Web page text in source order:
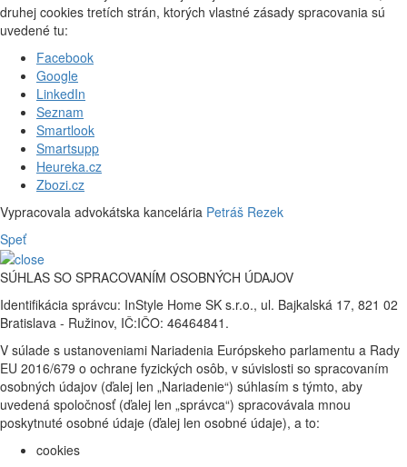
druhej cookies tretích strán, ktorých vlastné zásady spracovania sú
uvedené tu:
Facebook
Google
LinkedIn
Seznam
Smartlook
Smartsupp
Heureka.cz
Zbozi.cz
Vypracovala advokátska kancelária Petráš Rezek
Speť
SÚHLAS SO SPRACOVANÍM OSOBNÝCH ÚDAJOV
Identifikácia správcu: InStyle Home SK s.r.o., ul. Bajkalská 17, 821 02
Bratislava - Ružinov, IČ:IČO: 46464841.
V súlade s ustanoveniami Nariadenia Európskeho parlamentu a Rady
EU 2016/679 o ochrane fyzických osôb, v súvislosti so spracovaním
osobných údajov (ďalej len „Nariadenie“) súhlasím s týmto, aby
uvedená spoločnosť (ďalej len „správca“) spracovávala mnou
poskytnuté osobné údaje (ďalej len osobné údaje), a to:
cookies